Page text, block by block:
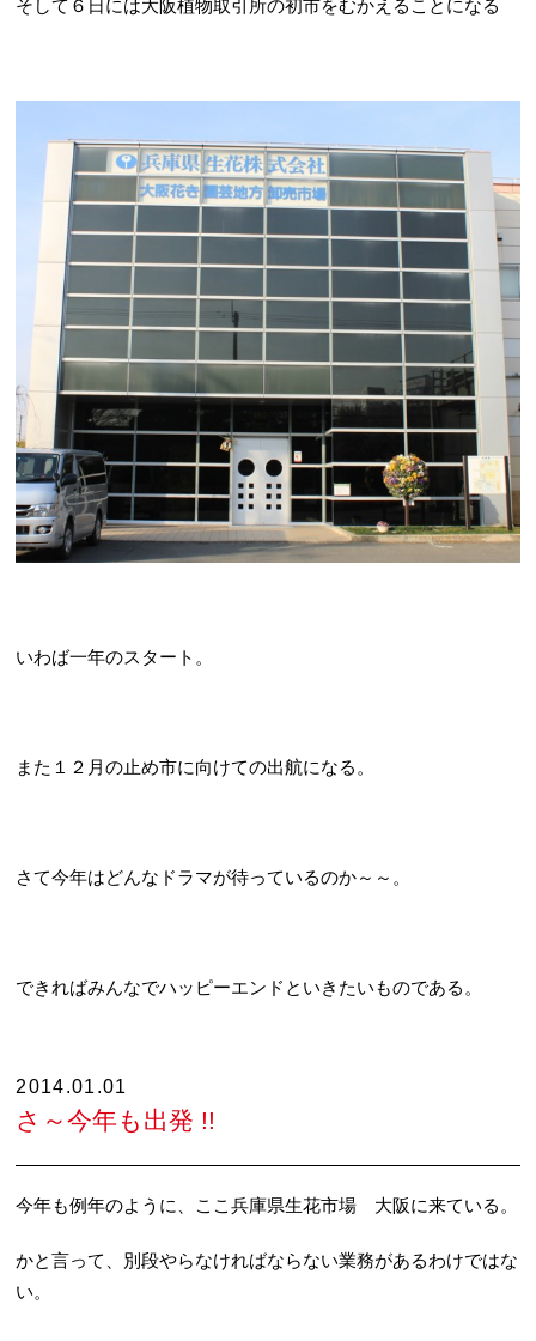
そして６日には大阪植物取引所の初市をむかえることになる
いわば一年のスタート。
また１２月の止め市に向けての出航になる。
さて今年はどんなドラマが待っているのか～～。
できればみんなでハッピーエンドといきたいものである。
2014.01.01
さ～今年も出発 !!
今年も例年のように、ここ兵庫県生花市場 大阪に来ている。
かと言って、別段やらなければならない業務があるわけではな
い。